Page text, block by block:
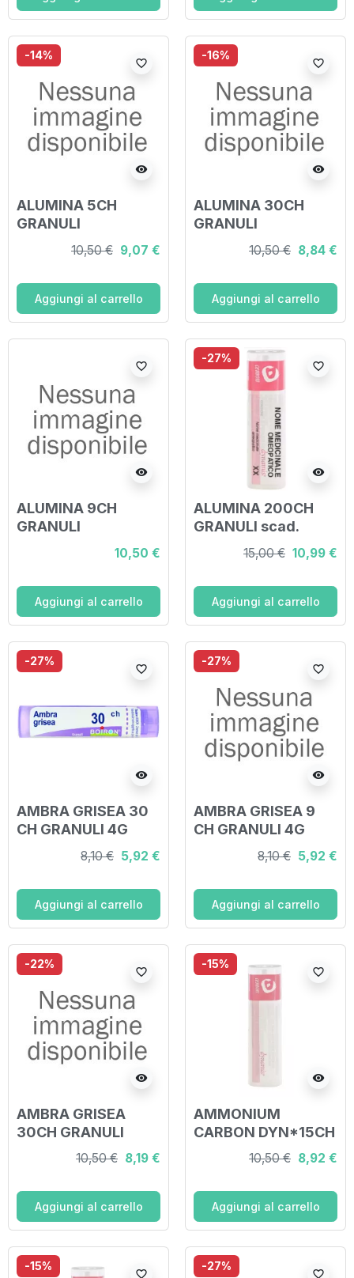
-14%
visibility
favorite_border
ALUMINA 5CH
GRANULI
10,50 € 9,07 €
Aggiungi al carrello
-16%
visibility
favorite_border
ALUMINA 30CH
GRANULI
10,50 € 8,84 €
Aggiungi al carrello
visibility
favorite_border
ALUMINA 9CH
GRANULI
10,50 €
Aggiungi al carrello
-27%
visibility
favorite_border
ALUMINA 200CH
GRANULI scad.
31/10/2026
15,00 € 10,99 €
Aggiungi al carrello
-27%
visibility
favorite_border
AMBRA GRISEA 30
CH GRANULI 4G
8,10 € 5,92 €
Aggiungi al carrello
-27%
visibility
favorite_border
AMBRA GRISEA 9
CH GRANULI 4G
8,10 € 5,92 €
Aggiungi al carrello
-22%
visibility
favorite_border
AMBRA GRISEA
30CH GRANULI
10,50 € 8,19 €
Aggiungi al carrello
-15%
visibility
favorite_border
AMMONIUM
CARBON DYN*15CH
10,50 € 8,92 €
Aggiungi al carrello
-15%
favorite_border
-27%
favorite_border